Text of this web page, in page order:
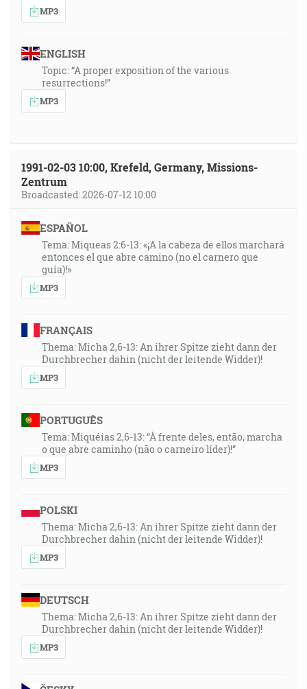
MP3
ENGLISH
Topic: “A proper exposition of the various
resurrections!”
MP3
1991-02-03 10:00, Krefeld, Germany, Missions-
Zentrum
Broadcasted: 2026-07-12 10:00
ESPAÑOL
Tema: Miqueas 2:6-13: «¡A la cabeza de ellos marchará
entonces el que abre camino (no el carnero que
guía)!»
MP3
FRANÇAIS
Thema: Micha 2,6-13: An ihrer Spitze zieht dann der
Durchbrecher dahin (nicht der leitende Widder)!
MP3
PORTUGUÊS
Tema: Miquéias 2,6-13: “À frente deles, então, marcha
o que abre caminho (não o carneiro líder)!”
MP3
POLSKI
Thema: Micha 2,6-13: An ihrer Spitze zieht dann der
Durchbrecher dahin (nicht der leitende Widder)!
MP3
DEUTSCH
Thema: Micha 2,6-13: An ihrer Spitze zieht dann der
Durchbrecher dahin (nicht der leitende Widder)!
MP3